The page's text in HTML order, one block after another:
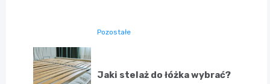
Pozostałe
Jaki stelaż do łóżka wybrać?